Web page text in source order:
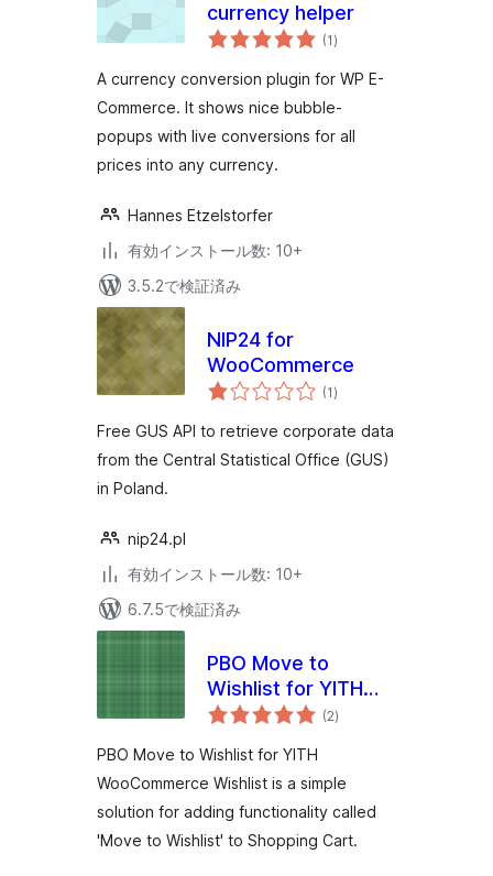
currency helper
(1個
の
価
)
A currency conversion plugin for WP E-
Commerce. It shows nice bubble-
popups with live conversions for all
prices into any currency.
Hannes Etzelstorfer
有効インストール数: 10+
3.5.2で検証済み
NIP24 for
WooCommerce
(1個
の
価
)
Free GUS API to retrieve corporate data
from the Central Statistical Office (GUS)
in Poland.
nip24.pl
有効インストール数: 10+
6.7.5で検証済み
PBO Move to
Wishlist for YITH
WooCommerce
(2個
の)
PBO Move to Wishlist for YITH
WooCommerce Wishlist is a simple
solution for adding functionality called
'Move to Wishlist' to Shopping Cart.